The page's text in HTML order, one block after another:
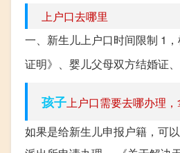
上户口去哪里
一、新生儿上户口时间限制 1
证明》、婴儿父母双方结婚证
孩子 上户口需要去哪办理
如果是给新生儿申报户籍，可